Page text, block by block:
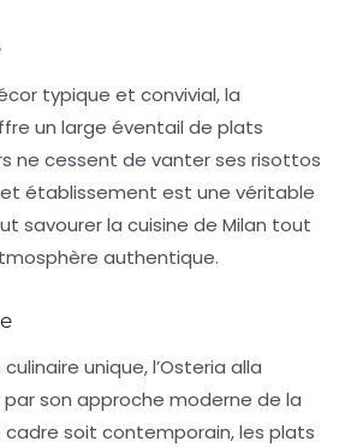
typique et convivial, la
un large éventail de plats
ne cessent de vanter ses risottos
établissement est une véritable
savourer la cuisine de Milan tout
authentique.
unique, l’Osteria alla
son approche moderne de la
cadre soit contemporain, les plats